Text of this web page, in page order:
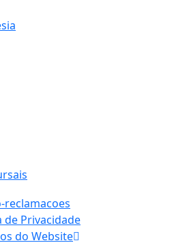
de Privacidade
do Website